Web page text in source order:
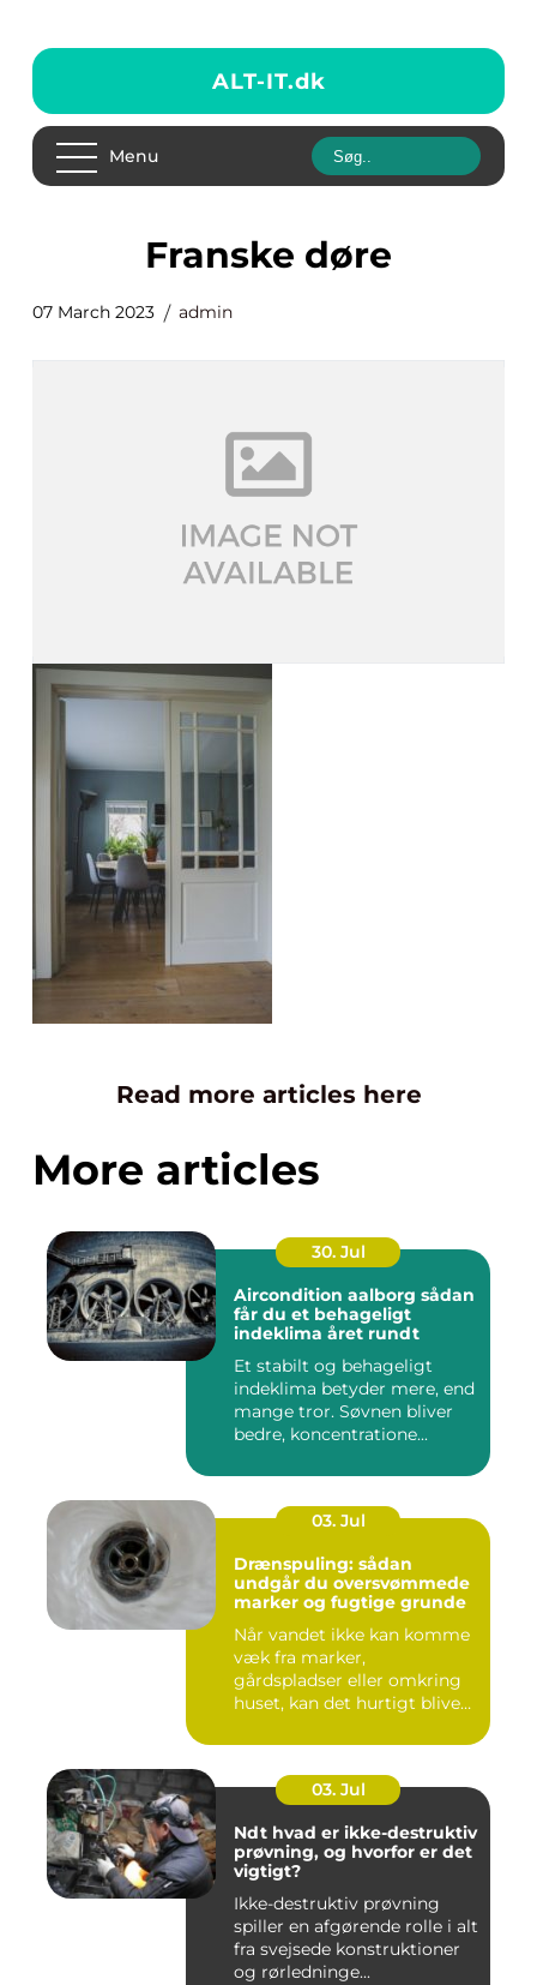
ALT-IT.dk
Menu
franske døre
07 March 2023 admin
Read more articles here
More articles
30. Jul
Aircondition aalborg sådan
får du et behageligt
indeklima året rundt
Et stabilt og behageligt
indeklima betyder mere, end
mange tror. Søvnen bliver
bedre, koncentratione...
03. Jul
Drænspuling: sådan
undgår du oversvømmede
marker og fugtige grunde
Når vandet ikke kan komme
væk fra marker,
gårdspladser eller omkring
huset, kan det hurtigt blive
03. Jul
Ndt hvad er ikke-destruktiv
prøvning, og hvorfor er det
vigtigt?
Ikke-destruktiv prøvning
spiller en afgørende rolle i alt
fra svejsede konstruktioner
og rørledninge...